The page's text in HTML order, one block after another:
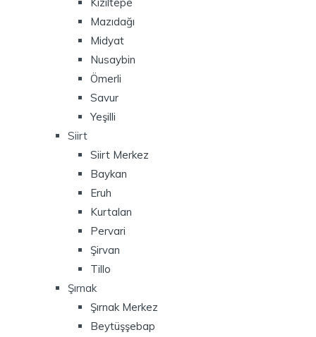
Mazıdağı
Midyat
Nusaybin
Ömerli
Savur
Yeşilli
Siirt
Siirt Merkez
Baykan
Eruh
Kurtalan
Pervari
Şirvan
Tillo
Şırnak
Şırnak Merkez
Beytüşşebap